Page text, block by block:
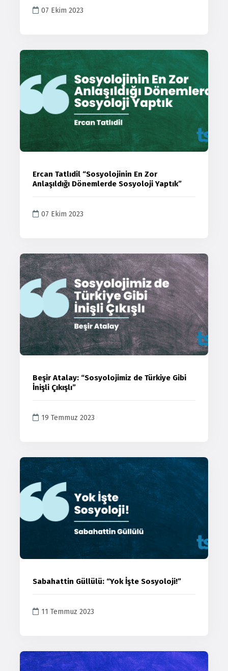
07 Ekim 2023
Ercan Tatlıdil “Sosyolojinin En Zor
Anlaşıldığı Dönemlerde Sosyoloji Yaptık”
07 Ekim 2023
Beşir Atalay: “Sosyolojimiz de Türkiye Gibi
İnişli Çıkışlı”
19 Temmuz 2023
Sabahattin Güllülü: “Yok İşte Sosyoloji!”
11 Temmuz 2023